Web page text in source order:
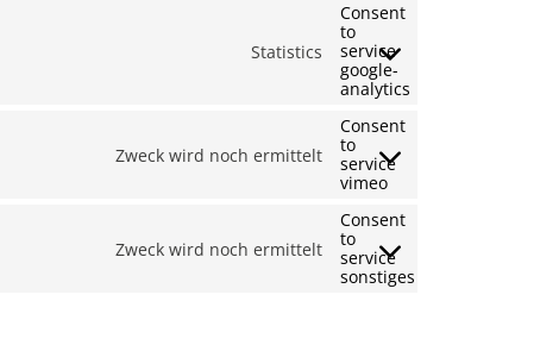
Statistics
Consent
to
service
google-
analytics
Zweck wird noch ermittelt
Consent
to
service
vimeo
Zweck wird noch ermittelt
Consent
to
service
sonstiges